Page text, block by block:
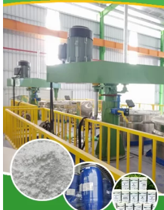
Ứng dụng của kính có thể dùng
ngày.
Trên thị trường, giá thành của kính
Cách thi công kính rất dễ thực
đoạn đơn giản, khách hàng có thể
Dùng kính sơn đen để ốp trong
cảm giác ấm cúng, sum họp.
Màu đen còn mang ý nghĩa của sự
ai nhìn thấy. Khi sử dụng kính để
giác thịnh vượng, quyền uy.
Màu đen rất ít khi bám bẩn và dễ